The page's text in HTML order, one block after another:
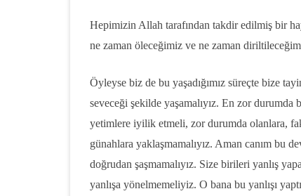
Hepimizin Allah tarafından takdir edilmiş bir
ne zaman öleceğimiz ve ne zaman
Öyleyse biz de bu yaşadığımız süreçte bize
seveceği şekilde yaşamalıyız. En zor
yetimlere iyilik etmeli, zor durumda olanlara,
günahlara yaklaşmamalıyız. Aman canım bu
doğrudan şaşmamalıyız. Size birileri yanlış
yanlışa yönelmemeliyiz. O bana bu yanlışı